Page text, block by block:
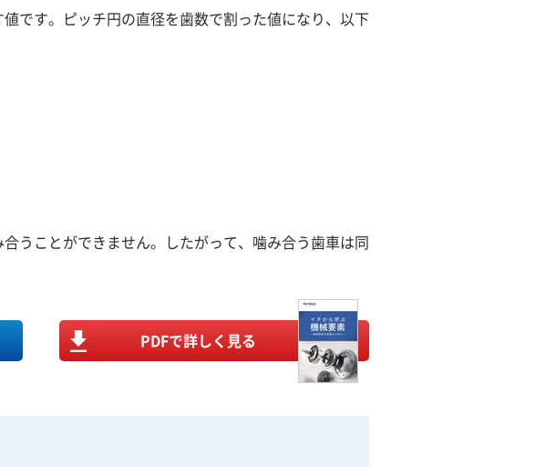
です。ピッチ円の直径を歯数で割った値になり、以下
うことができません。したがって、噛み合う歯車は同
PDFで詳しく見る